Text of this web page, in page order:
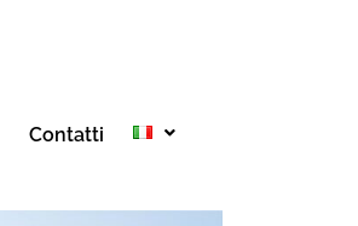
Contatti